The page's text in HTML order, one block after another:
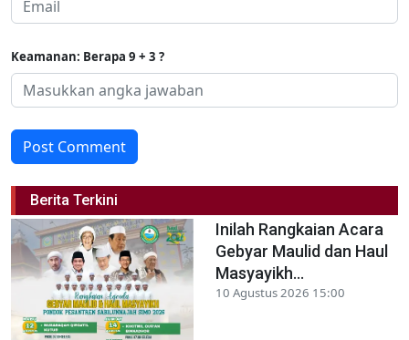
Keamanan: Berapa 9 + 3 ?
Post Comment
Berita Terkini
Inilah Rangkaian Acara
Gebyar Maulid dan Haul
Masyayikh...
10 Agustus 2026 15:00